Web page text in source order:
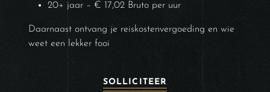
20+ jaar – € 17,02 Bruto per uur
Daarnaast ontvang je reiskostenvergoeding en wie
weet een lekker fooi
SOLLICITEER